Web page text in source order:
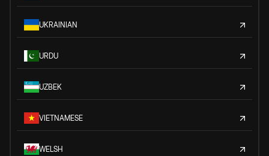
UKRAINIAN
URDU
UZBEK
VIETNAMESE
WELSH